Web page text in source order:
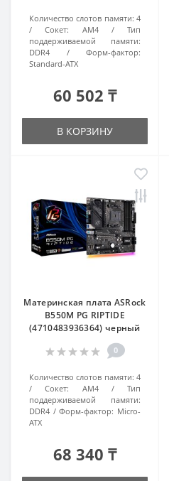
Количество слотов памяти: 4
Сокет:
AM4
Тип
поддерживаемой памяти:
DDR4
Форм-фактор:
Standard-ATX
60 502 ₸
В КОРЗИНУ
Материнская плата ASRock
B550M PG RIPTIDE
(4710483936364) черный
0
Количество слотов памяти: 4
Сокет:
AM4
Тип
поддерживаемой памяти:
DDR4
Форм-фактор: Micro-
ATX
68 340 ₸